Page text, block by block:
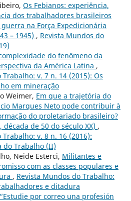
Os Febianos: experiência,
dos trabalhadores brasileiros
na Força Expedicionária
– 1945) , Revista Mundos do
do fenômeno da
da América Latina ,
v. 7 n. 14 (2015): Os
em mineração
Weimer, Em que a trajetória do
Marques Neto pode contribuir à
do proletariado brasileiro?
década de 50 do século XX) ,
v. 8 n. 16 (2016):
do Trabalho (II)
Neide Esterci, Militantes e
com as classes populares e
, Revista Mundos do Trabalho:
e ditadura
“Estudie por correo una profesión